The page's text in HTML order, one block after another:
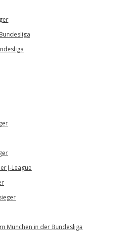
J-League
München in der Bundesliga